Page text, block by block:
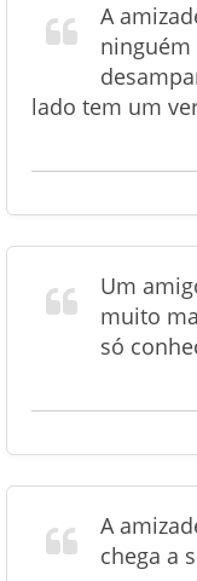
A
ninguém
lado tem um
Um
muito
só
A
chega a